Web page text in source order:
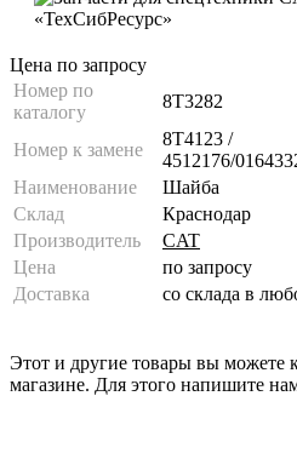
Цена по запросу
Номер по
каталогу
8T3282
Номер к замене
8T4123 /
4512176/
Наименование
Шайба
Склад
Краснодар
Производитель
CAT
Цена
по запросу
Доставка
со склада в
Этот и другие товары вы можете
магазине. Для этого напишите